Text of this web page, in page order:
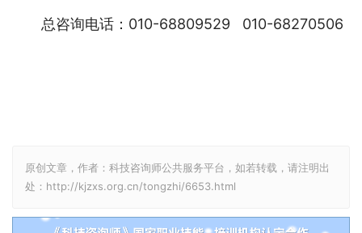
总咨询电话：010-68809529   010-68270506
原创文章，作者：科技咨询师公共服务平台，如若转载，请注明出
处：http://kjzxs.org.cn/tongzhi/6653.html